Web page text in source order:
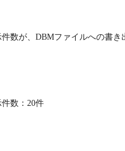
数が、DBMファイルへの書
数：20件